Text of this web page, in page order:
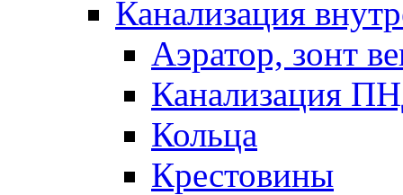
Канализация
Аэратор, зонт
Канализация
Кольца
Крестовины